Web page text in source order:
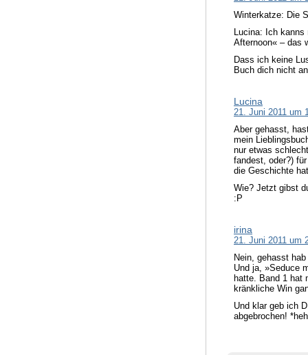
Winterkatze: Die
Lucina: Ich
Afternoon« – das
Dass ich keine
Buch dich nicht
Lucina
21. Juni 2011 um
Aber gehasst,
mein
nur etwas
fandest, oder?)
die Geschichte
Wie? Jetzt gibst
:P
irina
21. Juni 2011 um
Nein, gehasst
Und ja, »Seduce
hatte. Band 1 hat
kränkliche Win
Und klar geb ich
abgebrochen!